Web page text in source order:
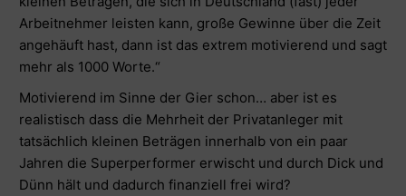
Arbeitnehmer leisten kann, große Gewinne über die Zeit
angehäuft hast, dann ist das extrem motivierend und sagt
mehr als 1000 Worte.“
Motivierend im Sinne der Gier schon… aber ist es
realistisch dass die Mehrheit der Privatanleger mit
tatsächlich kleinen Beträgen innerhalb von ein paar
Jahren die Superperformer erwischt und durch Dick und
Dünn hält und dadurch finanziell frei wird?